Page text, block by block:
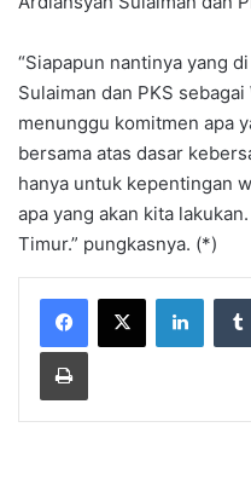
“Siapapun nantinya yang
Sulaiman dan PKS
menunggu komitmen apa
bersama atas dasar
hanya untuk kepentingan
apa yang akan kita
Timur.” pungkasnya. (*)
Print